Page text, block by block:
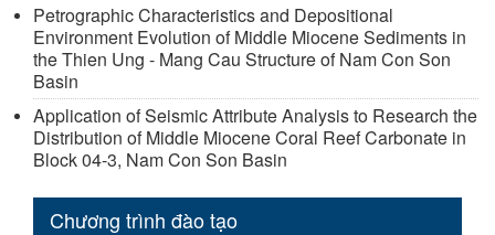
Petrographic Characteristics and Depositional
Environment Evolution of Middle Miocene Sediments in
the Thien Ung - Mang Cau Structure of Nam Con Son
Basin
Application of Seismic Attribute Analysis to Research the
Distribution of Middle Miocene Coral Reef Carbonate in
Block 04-3, Nam Con Son Basin
Chương trình đào tạo